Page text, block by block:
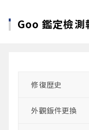
Goo 鑑定檢測
修復歴史
外觀鈑件更換